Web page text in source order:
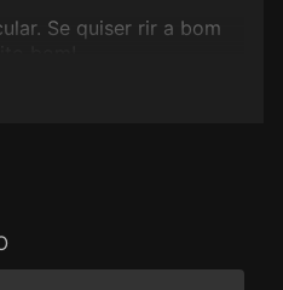
Se quiser rir a bom